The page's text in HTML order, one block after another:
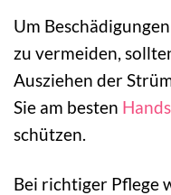
Um
zu vermeiden,
Ausziehen der
Sie am besten
schützen.
Bei richtiger Pflege